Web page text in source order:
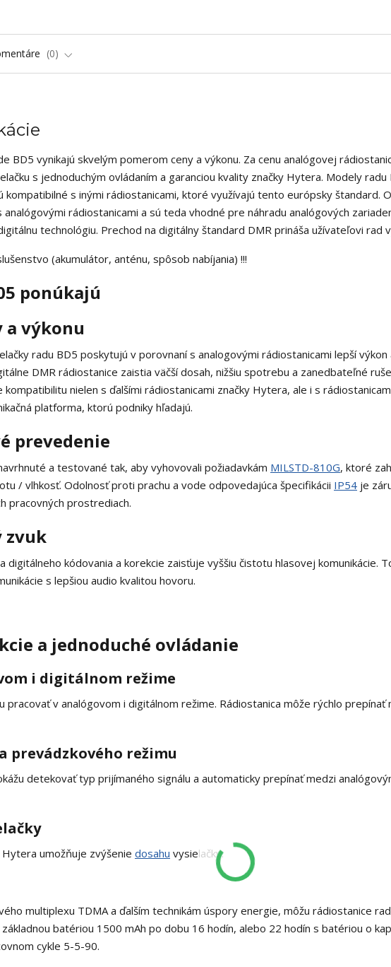
0
BD5 vynikajú skvelým pomerom ceny a výkonu. Za cenu analógovej
s jednoduchým ovládaním a garanciou kvality značky Hytera. Modely radu
kompatibilné s inými rádiostanicami, ktoré využívajú tento európsky štandard.
rádiostanicami a sú teda vhodné pre náhradu analógových
technológiu. Prechod na digitálny štandard DMR prináša užívateľovi rad
(akumulátor, anténu, spôsob nabíjania) !!!
ponúkajú
a výkonu
radu BD5 poskytujú v porovnaní s analogovými rádiostanicami lepší
DMR rádiostanice zaistia väčší dosah, nižšiu spotrebu a zanedbateľné
kompatibilitu nielen s ďalšími rádiostanicami značky Hytera, ale i s
platforma, ktorú podniky hľadajú.
prevedenie
a testované tak, aby vyhovovali požiadavkám MILSTD-810G, ktoré
/ vlhkosť. Odolnosť proti prachu a vode odpovedajúca špecifikácii IP54 je
pracovných prostrediach.
zvuk
digitálneho kódovania a korekcie zaisťuje vyššiu čistotu hlasovej komunikácie.
s lepšiou audio kvalitou hovoru.
a jednoduché ovládanie
i digitálnom režime
pracovať v analógovom i digitálnom režime. Rádiostanica môže rýchlo prepínať
prevádzkového režimu
detekovať typ prijímaného signálu a automaticky prepínať medzi
umožňuje zvýšenie dosahu vysielačky.
multiplexu TDMA a ďalším technikám úspory energie, môžu rádiostanice
batériou 1500 mAh po dobu 16 hodín, alebo 22 hodín s batériou o
cykle 5-5-90.